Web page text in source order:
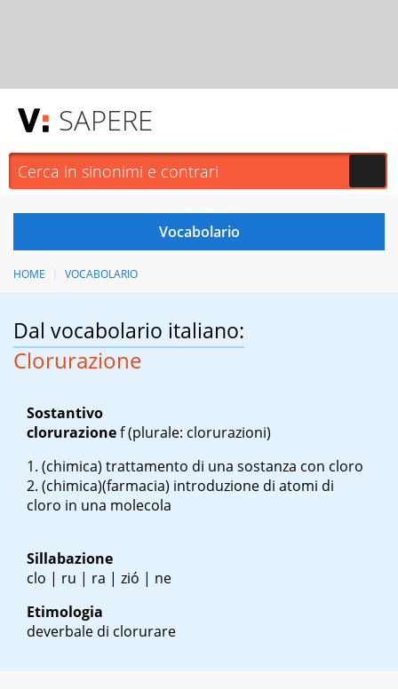
SAPERE
HOME VOCABOLARIO
Dal vocabolario italiano:
Clorurazione
Sostantivo
clorurazionef(plurale: clorurazioni)
(chimica) trattamento di una sostanza con cloro
(chimica)(farmacia) introduzione di atomi di
cloro in una molecola
Sillabazione
clo | ru | ra | zió | ne
Etimologia
deverbale di clorurare